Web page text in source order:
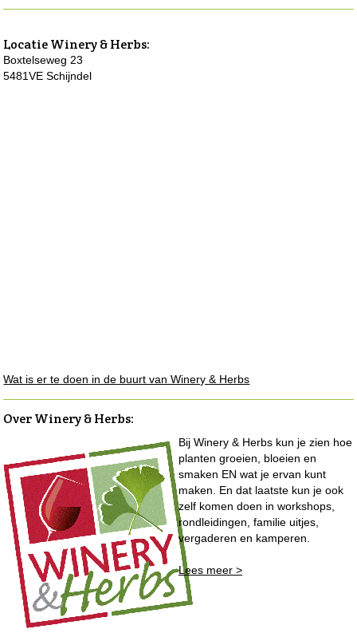
LocatieWinery & Herbs:
Boxtelseweg 23
5481VE Schijndel
Wat is er te doen in de buurt van Winery & Herbs
Over Winery & Herbs:
Bij Winery & Herbs kun je zien hoe
planten groeien, bloeien en
smaken EN wat je ervan kunt
maken. En dat laatste kun je ook
zelf komen doen in workshops,
rondleidingen, familie uitjes,
vergaderen en kamperen.
Lees meer >